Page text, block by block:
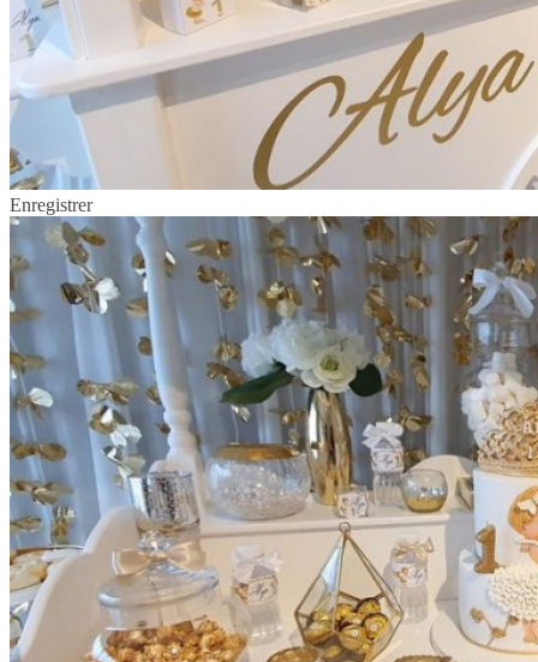
Enregistrer